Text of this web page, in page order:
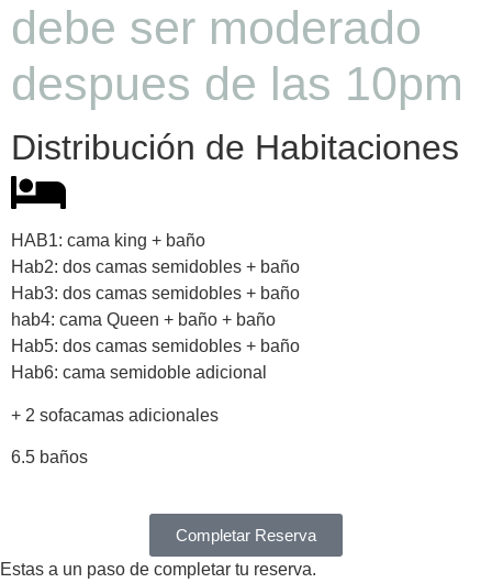
debe ser moderado
despues de las 10pm
Distribución de Habitaciones
HAB1: cama king + baño
Hab2: dos camas semidobles + baño
Hab3: dos camas semidobles + baño
hab4: cama Queen + baño + baño
Hab5: dos camas semidobles + baño
Hab6: cama semidoble adicional
+ 2 sofacamas adicionales
6.5 baños
Completar Reserva
Estas a un paso de completar tu reserva.